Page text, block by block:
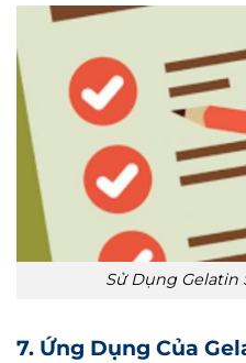
Sử Dụng Gelatin
7. Ứng Dụng Của